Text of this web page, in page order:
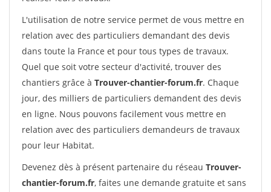
L'utilisation de notre service permet de vous mettre en
relation avec des particuliers demandant des devis
dans toute la France et pour tous types de travaux.
Quel que soit votre secteur d'activité, trouver des
chantiers grâce à Trouver-chantier-forum.fr. Chaque
jour, des milliers de particuliers demandent des devis
en ligne. Nous pouvons facilement vous mettre en
relation avec des particuliers demandeurs de travaux
pour leur Habitat.
Devenez dès à présent partenaire du réseau Trouver-
chantier-forum.fr, faites une demande gratuite et sans